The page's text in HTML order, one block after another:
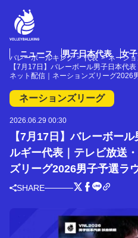
ニュース 男子日本代表 女
バレーボールキング 代表 ネーシ
【7月17日】バレーボール男子日本代
ネット配信｜ネーションズリーグ2026
ネーションズリーグ
2026.06.29 00:30
【7月17日】バレーボー
ルギー代表｜テレビ放送
ズリーグ2026男子予選ラ
SHARE